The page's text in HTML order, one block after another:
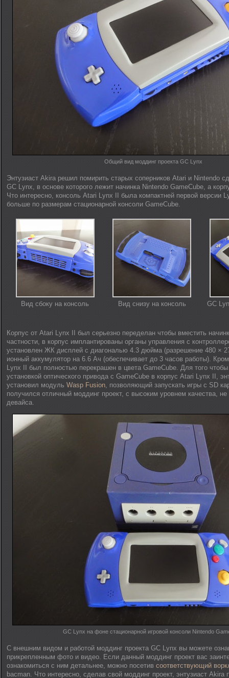
Общий вид моддинг проекта GC Lynx
Энтузиаст Akira решил помирить старых соперников Atari и Nintendo
GC Lynx, в основе которого лежит начинка Nintendo GameCube, а
Что интересно, консоль Atari Lynx II была компактней первой версии
больше по размерам стационарной консоли GameCube.
Вид сбоку на консоль Вид снизу на консоль GC
Корпус от Atari Lynx II был серьезно переделан чтобы вместить
частности, в корпус имплантированы органы управления с
установлен ЖК дисплей с диагональю 4.3 дюйма (разрешение 480 ×
ионный аккумулятор на 6.6 Ач (обеспечивает до 3 часов работы).
Lynx II был полностью перекрашен в цвета GameCube. Для того чтобы
установкой оптического привода с GameCube в корпус Atari Lynx II,
установил модуль Wasp Fusion, позволяющий запускать игры с SD
получился отличный моддинг проект, с высоким уровнем качества,
девайса.
GC Lynx на фоне стационарной игровой консоли Nintendo
С внешним видом и работой моддинг проекта GC Lynx вы можете
прикрепленным фото и видео. Если данный моддинг проект вас
ознакомиться с ним детальнее, можно посетив соответствующий
bacman. Что интересно, сделав свой моддинг проект, энтузиаст Akira